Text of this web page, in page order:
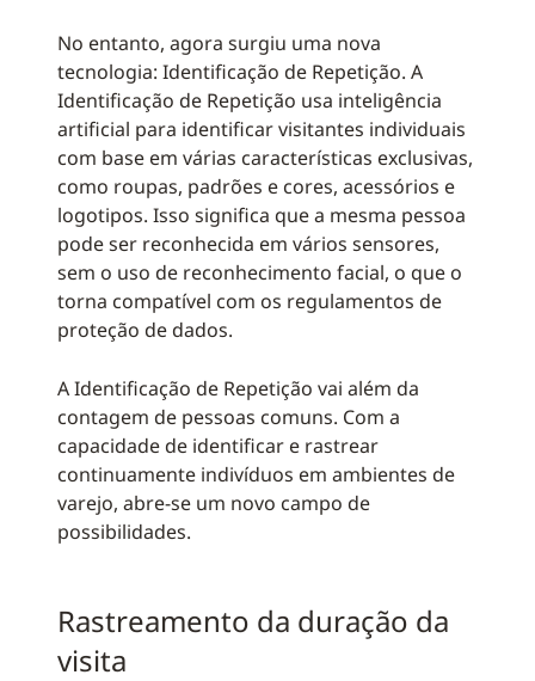
No entanto, agora surgiu uma nova
tecnologia: Identificação de Repetição. A
Identificação de Repetição usa inteligência
artificial para identificar visitantes individuais
com base em várias características exclusivas,
como roupas, padrões e cores, acessórios e
logotipos. Isso significa que a mesma pessoa
pode ser reconhecida em vários sensores,
sem o uso de reconhecimento facial, o que o
torna compatível com os regulamentos de
proteção de dados.
A Identificação de Repetição vai além da
contagem de pessoas comuns. Com a
capacidade de identificar e rastrear
continuamente indivíduos em ambientes de
varejo, abre-se um novo campo de
possibilidades.
Rastreamento da duração da
visita